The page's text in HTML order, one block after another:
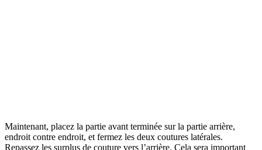
Maintenant, placez la partie avant terminée sur la partie arrière,
endroit contre endroit, et fermez les deux coutures latérales.
Repassez les surplus de couture vers l’arrière. Cela sera important